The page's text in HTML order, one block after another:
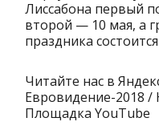
Лиссабона первый
второй — 10 мая, а
праздника
Читайте нас в
Евровидение-2018
Площадка YouTube